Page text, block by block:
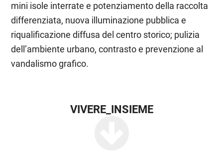
mini isole interrate e potenziamento della raccolta
differenziata, nuova illuminazione pubblica e
riqualificazione diffusa del centro storico; pulizia
dell’ambiente urbano, contrasto e prevenzione al
vandalismo grafico.
VIVERE_INSIEME